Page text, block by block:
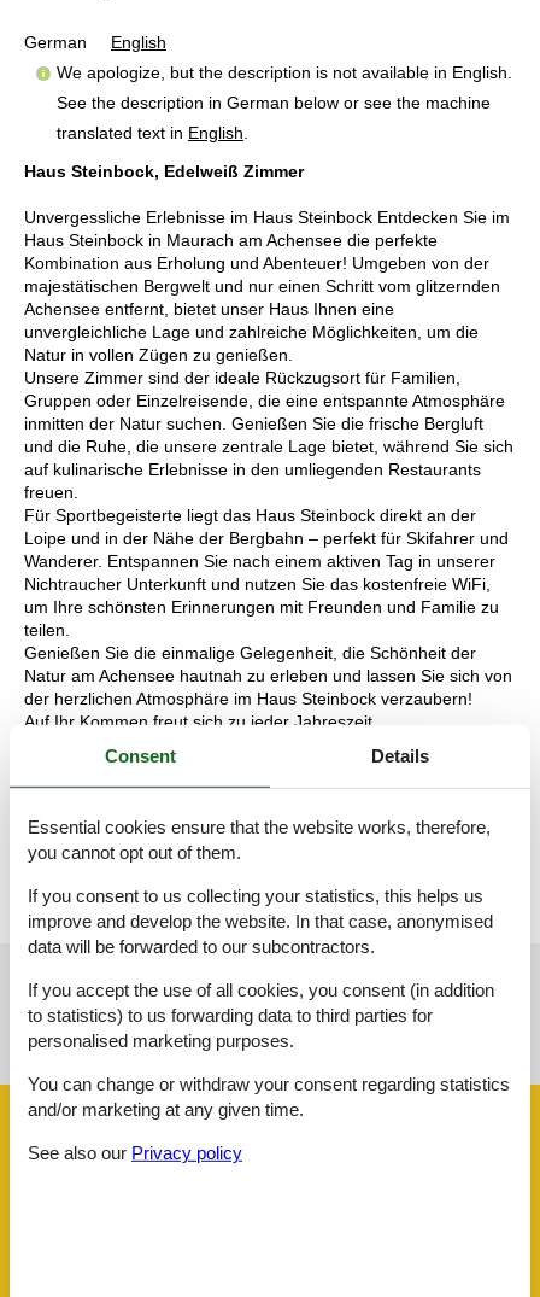
German
English
We apologize, but the description is not available in English.
See the description in German below or see the machine
translated text in English
Haus Steinbock, Edelweiß Zimmer
Unvergessliche Erlebnisse im Haus Steinbock Entdecken Sie im
Haus Steinbock in Maurach am Achensee die perfekte
Kombination aus Erholung und Abenteuer! Umgeben von der
majestätischen Bergwelt und nur einen Schritt vom glitzernden
Achensee entfernt, bietet unser Haus Ihnen eine
unvergleichliche Lage und zahlreiche Möglichkeiten, um die
Natur in vollen Zügen zu genießen.
Unsere Zimmer sind der ideale Rückzugsort für Familien,
Gruppen oder Einzelreisende, die eine entspannte Atmosphäre
inmitten der Natur suchen. Genießen Sie die frische Bergluft
und die Ruhe, die unsere zentrale Lage bietet, während Sie sich
auf kulinarische Erlebnisse in den umliegenden Restaurants
freuen.
Für Sportbegeisterte liegt das Haus Steinbock direkt an der
Loipe und in der Nähe der Bergbahn – perfekt für Skifahrer und
Wanderer. Entspannen Sie nach einem aktiven Tag in unserer
Nichtraucher Unterkunft und nutzen Sie das kostenfreie WiFi,
um Ihre schönsten Erinnerungen mit Freunden und Familie zu
teilen.
Genießen Sie die einmalige Gelegenheit, die Schönheit der
Natur am Achensee hautnah zu erleben und lassen Sie sich von
der herzlichen Atmosphäre im Haus Steinbock verzaubern!
Auf Ihr Kommen freut sich zu jeder Jahreszeit
Unser stilvoll eingerichtetes Zimmer bietet alles, was du für
Materialien, gemütliche Atmosphäre und ein modernes Design
sorgen dafür, dass du dich vom ersten Moment an wohlfühlst.
See nearby objects
See the course of the sun around the object
Consent Details
Essential cookies ensure that the website works, therefore,
you cannot opt out of them.
If you consent to us collecting your statistics, this helps us
improve and develop the website. In that case, anonymised
data will be forwarded to our subcontractors.
If you accept the use of all cookies, you consent (in addition
to statistics) to us forwarding data to third parties for
personalised marketing purposes.
You can change or withdraw your consent regarding statistics
and/or marketing at any given time.
See also our Privacy policy